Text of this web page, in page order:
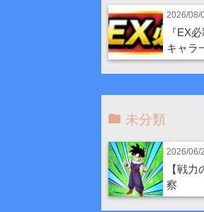
2026/08/
『EX
キャラ
未分類
2026/06/
【戦
察